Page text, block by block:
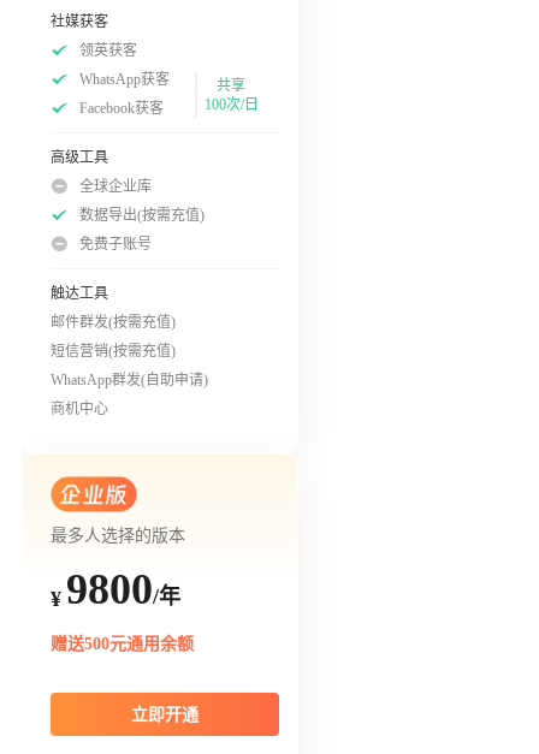
社媒获客
领英获客
WhatsApp获客
Facebook获客
共享
100次/日
高级工具
全球企业库
数据导出(按需充值)
免费子账号
触达工具
邮件群发(按需充值)
短信营销(按需充值)
WhatsApp群发(自助申请)
商机中心
最多人选择的版本
¥ 9800/年
赠送500元通用余额
立即开通